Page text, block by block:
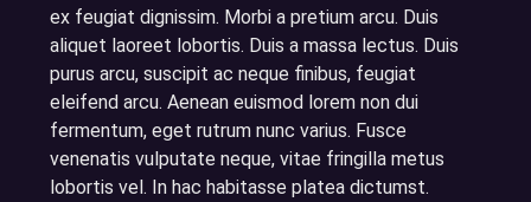
ex feugiat dignissim. Morbi a pretium arcu. Duis
aliquet laoreet lobortis. Duis a massa lectus. Duis
purus arcu, suscipit ac neque finibus, feugiat
eleifend arcu. Aenean euismod lorem non dui
fermentum, eget rutrum nunc varius. Fusce
venenatis vulputate neque, vitae fringilla metus
lobortis vel. In hac habitasse platea dictumst.